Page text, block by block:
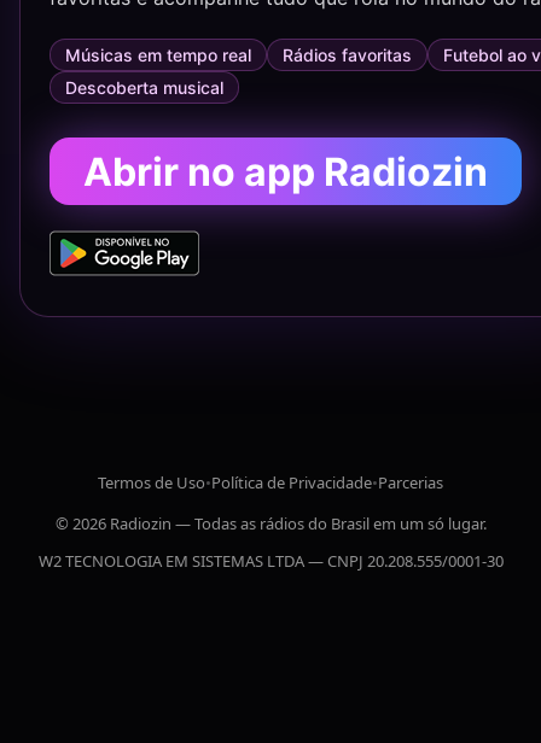
Músicas em tempo real Rádios favoritas
Futebol ao
Descoberta musical
Abrir no app Radiozin
Termos de Uso•Política de Privacidade•Parcerias
© 2026 Radiozin — Todas as rádios do Brasil em um só lugar.
W2 TECNOLOGIA EM SISTEMAS LTDA — CNPJ 20.208.555/0001-30